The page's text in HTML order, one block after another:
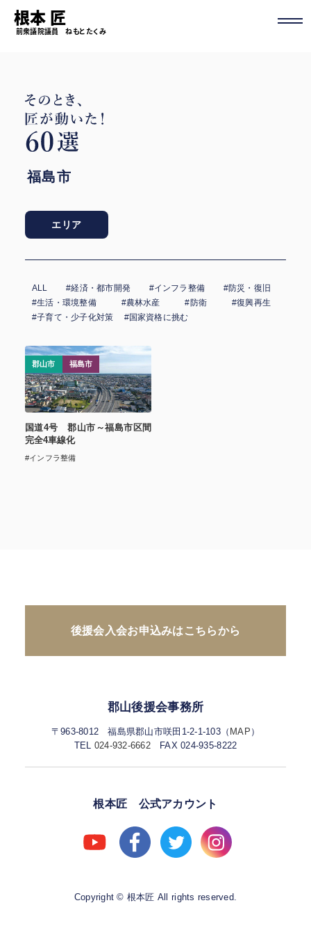
根本 匠
前衆議院議員 ねもと たくみ
福島市
エリア
ALL #経済・都市開発 #インフラ整備
#防災・復旧
#生活・環境整備
#農林水産 #防衛
#復興再生
#子育て・少子化対策
#国家資格に挑む
国道4号 郡山市～福島市区間
完全4車線化
#インフラ整備
郡山市 福島市
後援会入会お申込みはこちらから
郡山後援会事務所
〒963-8012 福島県郡山市咲田1-2-1-103（ MAP ）
TEL 024-932-6662FAX 024-935-8222
根本匠 公式アカウント
Copyright © 根本匠 All rights reserved.